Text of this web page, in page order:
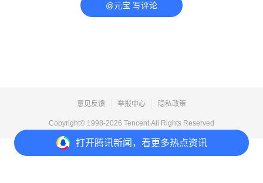
打开腾讯新闻，看更多热点资讯
@元宝 写评论
意见反馈 举报中心 隐私政策
Copyright© 1998-2026 Tencent.All Rights Reserved